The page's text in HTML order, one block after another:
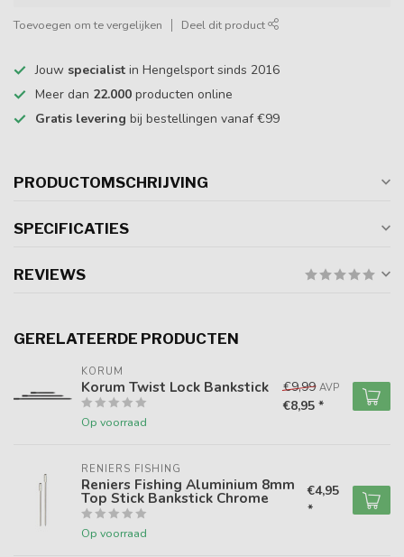
Toevoegen om te vergelijken Deel dit product
Jouw specialist in Hengelsport sinds 2016
Meer dan 22.000 producten online
Gratis levering bij bestellingen vanaf €99
PRODUCTOMSCHRIJVING
SPECIFICATIES
REVIEWS
GERELATEERDE PRODUCTEN
KORUM
Korum Twist Lock Bankstick
Op voorraad
€9,99 AVP
€8,95 *
RENIERS FISHING
Reniers Fishing Aluminium 8mm
Top Stick Bankstick Chrome
Op voorraad
€4,95
*